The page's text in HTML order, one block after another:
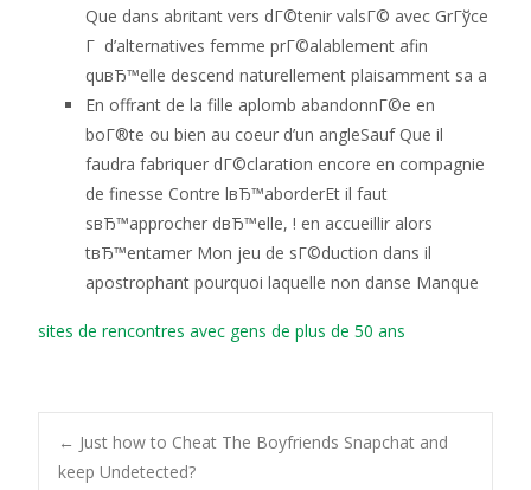
Que dans abritant vers dГ©tenir valsГ© avec GrГўce
Г d’alternatives femme prГ©alablement afin
quвЂ™elle descend naturellement plaisamment sa a
En offrant de la fille aplomb abandonnГ©e en
boГ®te ou bien au coeur d’un angleSauf Que il
faudra fabriquer dГ©claration encore en compagnie
de finesse Contre lвЂ™aborderEt il faut
sвЂ™approcher dвЂ™elle, ! en accueillir alors
tвЂ™entamer Mon jeu de sГ©duction dans il
apostrophant pourquoi laquelle non danse Manque
sites de rencontres avec gens de plus de 50 ans
← Just how to Cheat The Boyfriends Snapchat and
keep Undetected?